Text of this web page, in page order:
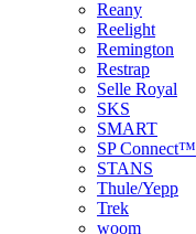
Reany
Reelight
Remington
Restrap
Selle Royal
SKS
SMART
SP Connect™
STANS
Thule/Yepp
Trek
woom